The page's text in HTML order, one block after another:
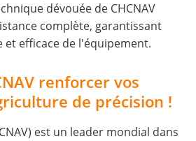
dévouée de CHCNAV
complète, garantissant
efficace de l'équipement.
renforcer vos
de précision !
est un leader mondial dans